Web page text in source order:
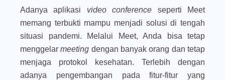
Adanya aplikasi video conference seperti Meet
memang terbukti mampu menjadi solusi di tengah
situasi pandemi. Melalui Meet, Anda bisa tetap
menggelarmeeting dengan banyak orang dan tetap
menjaga protokol kesehatan. Terlebih dengan
adanya pengembangan pada fitur-fitur yang